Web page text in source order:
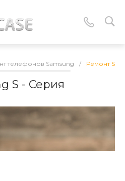
телефонов Samsung / Ремонт
S - Серия